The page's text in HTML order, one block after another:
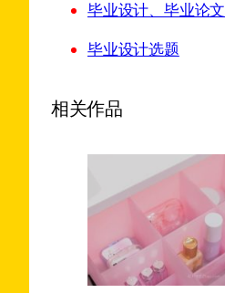
毕业设计、毕业论文
毕业设计选题
相关作品